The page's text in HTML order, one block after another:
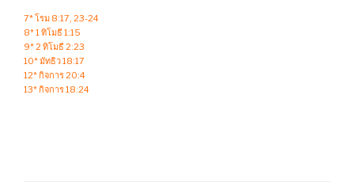
7* โรม 8:17, 23-24
8* 1 ทิโมธี 1:15
9* 2 ทิโมธี 2:23
10* มัทธิว 18:17
12* กิจการ 20:4
13* กิจการ 18:24